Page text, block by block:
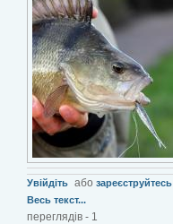
Увійдіть або зареєструйтесь
Весь текст...
переглядів - 1